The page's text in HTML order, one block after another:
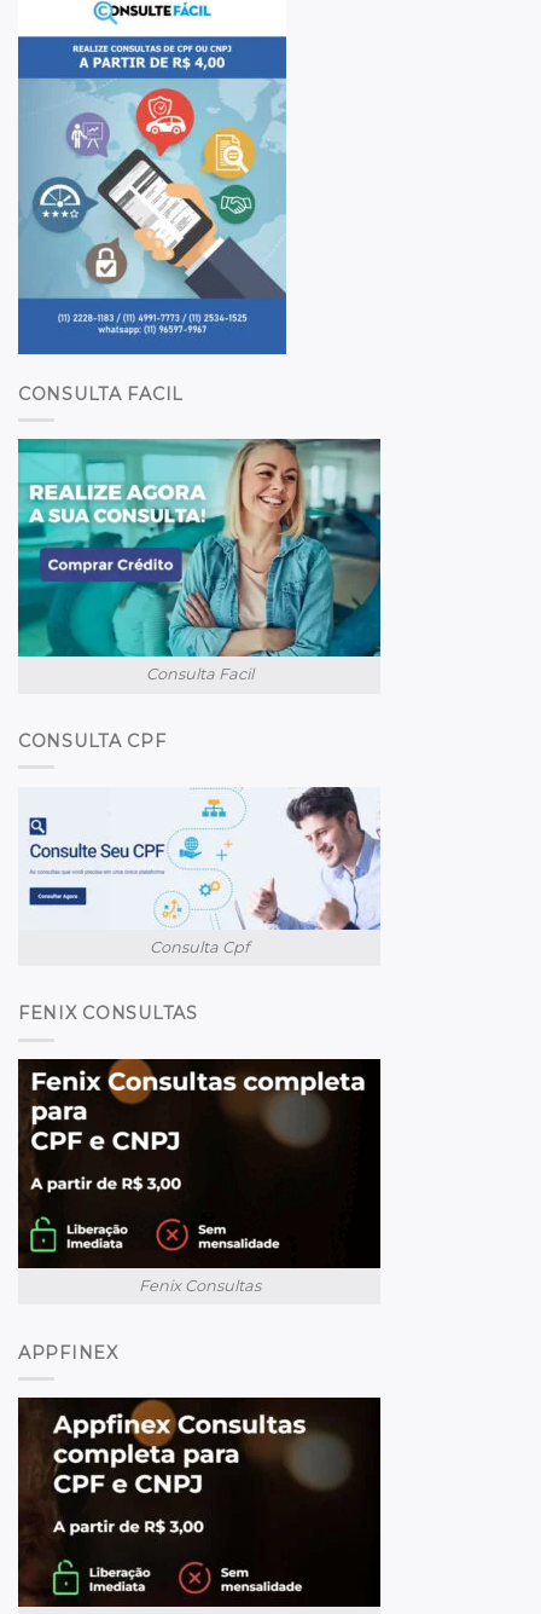
CONSULTA FACIL
Consulta Facil
CONSULTA CPF
Consulta Cpf
FENIX CONSULTAS
Fenix Consultas
APPFINEX